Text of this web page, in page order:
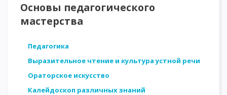
Основы педагогического
мастерства
Педагогика
Выразительное чтение и культура устной речи
Ораторское искусство
Калейдоскоп различных знаний